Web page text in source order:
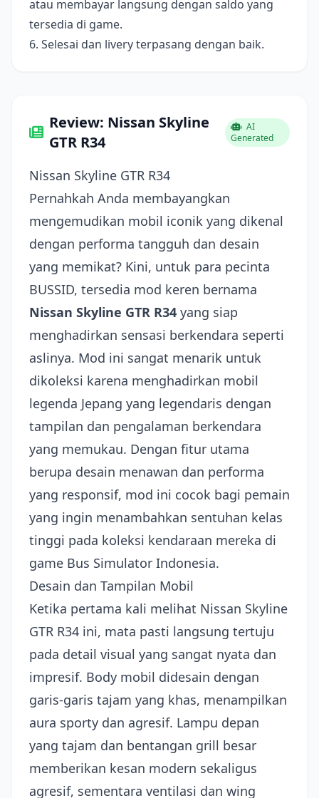
atau membayar langsung dengan saldo yang
tersedia di game.
6. Selesai dan livery terpasang dengan baik.
Review: Nissan Skyline
GTR R34
AI
Generated
Nissan Skyline GTR R34
Pernahkah Anda membayangkan
mengemudikan mobil iconik yang dikenal
dengan performa tangguh dan desain
yang memikat? Kini, untuk para pecinta
BUSSID, tersedia mod keren bernama
Nissan Skyline GTR R34 yang siap
menghadirkan sensasi berkendara seperti
aslinya. Mod ini sangat menarik untuk
dikoleksi karena menghadirkan mobil
legenda Jepang yang legendaris dengan
tampilan dan pengalaman berkendara
yang memukau. Dengan fitur utama
berupa desain menawan dan performa
yang responsif, mod ini cocok bagi pemain
yang ingin menambahkan sentuhan kelas
tinggi pada koleksi kendaraan mereka di
game Bus Simulator Indonesia.
Desain dan Tampilan Mobil
Ketika pertama kali melihat Nissan Skyline
GTR R34 ini, mata pasti langsung tertuju
pada detail visual yang sangat nyata dan
impresif. Body mobil didesain dengan
garis-garis tajam yang khas, menampilkan
aura sporty dan agresif. Lampu depan
yang tajam dan bentangan grill besar
memberikan kesan modern sekaligus
agresif, sementara ventilasi dan wing